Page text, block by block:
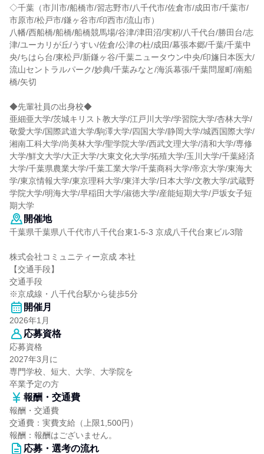
◇千葉（市川市/船橋市/習志野市/八千代市/佐倉市/成田市/千葉市/
市原市/松戸市/鎌ヶ谷市/印西市/流山市）
八幡/西船橋/船橋/船橋競馬場/谷津/津田沼/実籾/八千代台/勝田台/志
津/ユーカリが丘/うすい/佐倉/公津の杜/成田/幕張本郷/千葉/千葉中
央/ちはら台/東松戸/新鎌ヶ谷/千葉ニュータウン中央/印旛日本医大/
流山セントラルパーク/妙典/千葉みなと/海浜幕張/千葉問屋町/南船
橋/矢切
◆先輩社員の出身校◆
亜細亜大学/茨城キリスト教大学/江戸川大学/学習院大学/杏林大学/
敬愛大学/国際武道大学/駒澤大学/四国大学/静岡大学/城西国際大学/
湘南工科大学/尚美林大学/聖学院大学/西武文理大学/清和大学/専修
大学/鮮文大学/大正大学/大東文化大学/拓殖大学/玉川大学/千葉経済
大学/千葉県農業大学/千葉工業大学/千葉商科大学/帝京大学/東海大
学/東京情報大学/東京理科大学/東洋大学/日本大学/文教大学/武蔵野
学院大学/明海大学/早稲田大学/淑徳大学/産能短期大学/戸坂女子短
期大学
開催地
千葉県千葉県八千代市八千代台東1-5-3 京成八千代台東ビル3階
株式会社コミュニティー京成 本社
【交通手段】
交通手段
※京成線・八千代台駅から徒歩5分
開催月
2026年1月
応募資格
応募資格
2027年3月に
専門学校、短大、大学、大学院を
卒業予定の方
報酬・交通費
報酬・交通費
交通費：実費支給（上限1,500円）
報酬：報酬はございません。
応募・選考の流れ